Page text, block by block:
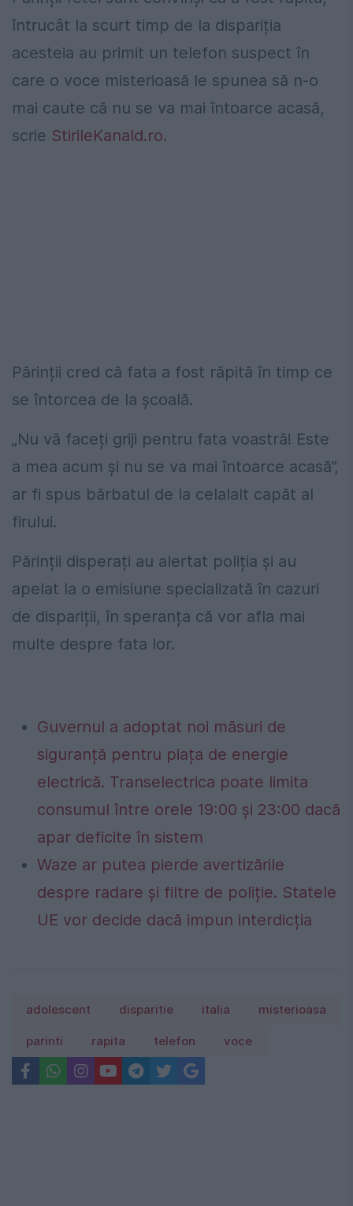
întrucât la scurt timp de la dispariția
acesteia au primit un telefon suspect în
care o voce misterioasă le spunea să n-o
mai caute că nu se va mai întoarce acasă,
scrie StirileKanald.ro.
Părinții cred că fata a fost răpită în timp ce
se întorcea de la școală.
„Nu vă faceți griji pentru fata voastră! Este
a mea acum și nu se va mai întoarce acasă”,
ar fi spus bărbatul de la celalalt capăt al
firului.
Părinții disperați au alertat poliția și au
apelat la o emisiune specializată în cazuri
de dispariții, în speranța că vor afla mai
multe despre fata lor.
Guvernul a adoptat noi măsuri de
siguranță pentru piața de energie
electrică. Transelectrica poate limita
consumul între orele 19:00 și 23:00 dacă
apar deficite în sistem
Waze ar putea pierde avertizările
despre radare și filtre de poliție. Statele
UE vor decide dacă impun interdicția
adolescent disparitie italia misterioasa
parinti rapita telefon voce